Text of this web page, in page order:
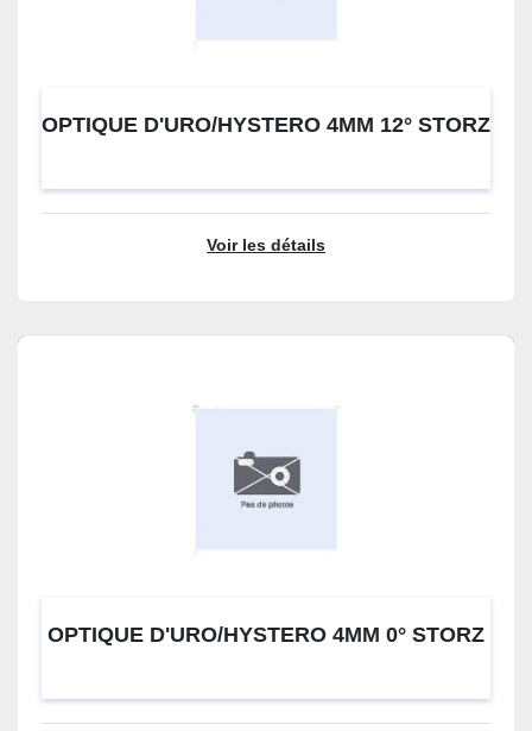
OPTIQUE D'URO/HYSTERO 4MM 12° STORZ
Voir les détails
OPTIQUE D'URO/HYSTERO 4MM 0° STORZ